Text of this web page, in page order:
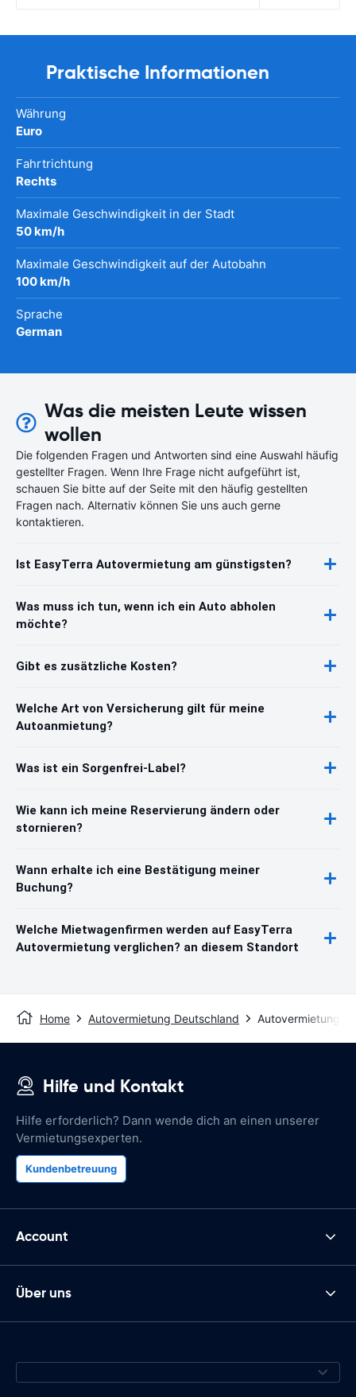
Praktische Informationen
Währung
Euro
Fahrtrichtung
Rechts
Maximale Geschwindigkeit in der Stadt
50 km/h
Maximale Geschwindigkeit auf der Autobahn
100 km/h
Sprache
German
Was die meisten Leute wissen
wollen
Die folgenden Fragen und Antworten sind eine Auswahl häufig
gestellter Fragen. Wenn Ihre Frage nicht aufgeführt ist,
schauen Sie bitte auf der Seite mit den häufig gestellten
Fragen nach. Alternativ können Sie uns auch gerne
kontaktieren.
Ist EasyTerra Autovermietung am günstigsten?
Was muss ich tun, wenn ich ein Auto abholen
möchte?
Gibt es zusätzliche Kosten?
Welche Art von Versicherung gilt für meine
Autoanmietung?
Was ist ein Sorgenfrei-Label?
Wie kann ich meine Reservierung ändern oder
stornieren?
Wann erhalte ich eine Bestätigung meiner
Buchung?
Welche Mietwagenfirmen werden auf EasyTerra
Autovermietung verglichen? an diesem Standort
Home Autovermietung Deutschland Autovermietung
Hilfe und Kontakt
Hilfe erforderlich? Dann wende dich an einen unserer
Vermietungsexperten.
Kundenbetreuung
Account
Über uns